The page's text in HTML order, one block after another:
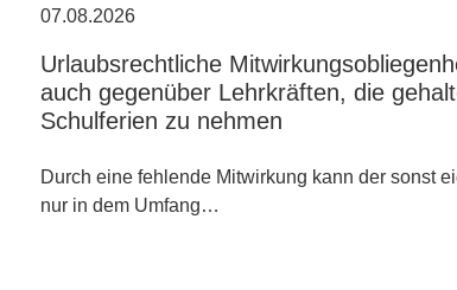
07.08.2026
Urlaubsrechtliche
auch gegenüber Lehrkräften, die
Schulferien zu nehmen
Durch eine fehlende Mitwirkung kann der sonst
nur in dem Umfang…